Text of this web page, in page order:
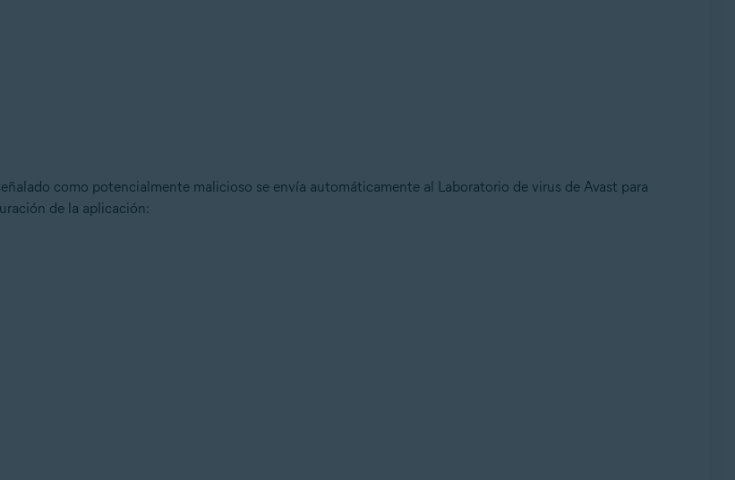
como potencialmente malicioso se envía automáticamente al Laboratorio de virus de Avast para
de la aplicación: